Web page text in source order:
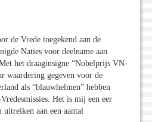
de Vrede toegekend aan de
Naties voor deelname aan
het draaginsigne “Nobelprijs VN-
waardering gegeven voor de
als “blauwhelmen” hebben
Het is mij een eer
uitreiken aan een aantal